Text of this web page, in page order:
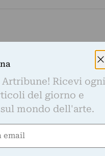
Ricevi ogni
del giorno e
mondo dell'arte.